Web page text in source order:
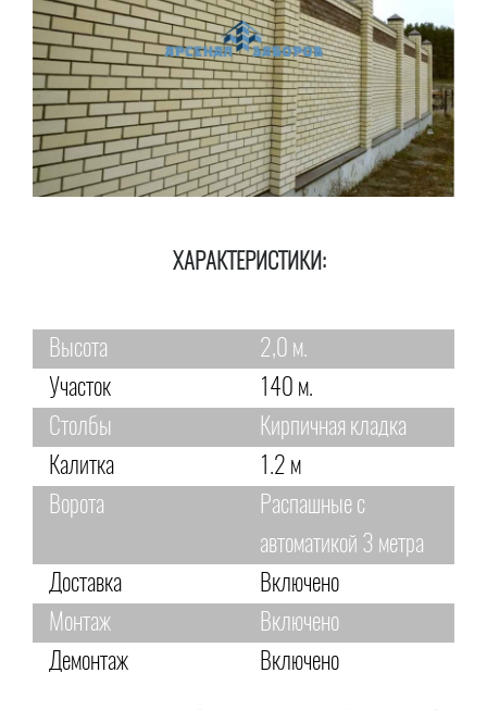
ХАРАКТЕРИСТИКИ:
Высота
2,0 м.
Участок
140 м.
Столбы
Кирпичная кладка
Калитка
1.2 м
Ворота
Распашные с
автоматикой 3 метра
Доставка
Включено
Монтаж
Включено
Демонтаж
Включено